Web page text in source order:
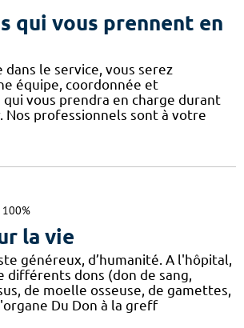
qui vous prennent en
le service, vous serez
équipe, coordonnée et
vous prendra en charge durant
Nos professionnels sont à votre
100%
la vie
généreux, d’humanité. A l'hôpital,
différents dons (don de sang,
de moelle osseuse, de gamettes,
Du Don à la greff